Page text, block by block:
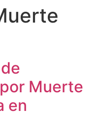
Muerte
en